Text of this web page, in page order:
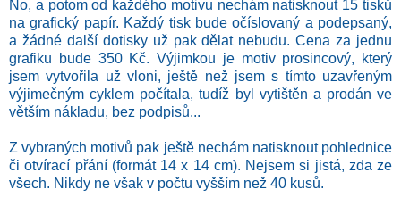
No, a potom od každého motivu nechám natisknout 15 tisků
na grafický papír. Každý tisk bude očíslovaný a podepsaný,
a žádné další dotisky už pak dělat nebudu. Cena za jednu
grafiku bude 350 Kč. Výjimkou je motiv prosincový, který
jsem vytvořila už vloni, ještě než jsem s tímto uzavřeným
výjimečným cyklem počítala, tudíž byl vytištěn a prodán ve
větším nákladu, bez podpisů...
Z vybraných motivů pak ještě nechám natisknout pohlednice
či otvírací přání (formát 14 x 14 cm). Nejsem si jistá, zda ze
všech. Nikdy ne však v počtu vyšším než 40 kusů.